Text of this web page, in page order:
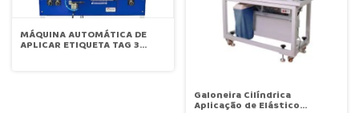
MÁQUINA AUTOMÁTICA DE
APLICAR ETIQUETA TAG 3
Galoneira Cilíndrica
Aplicação de Elástico